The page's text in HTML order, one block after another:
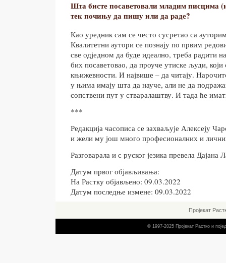
Шта бисте посаветовали младим писцима
тек почињу да пишу или да раде?
Као уредник сам се често сусретао са
Квалитетни аутори се познају по првим
све одједном да буде идеално, треба радити
бих посаветовао, да проуче утиске људи, који
књижевности. И највише – да читају.
у њима имају шта да науче, али не да
сопствени пут у стваралаштву. И тада ће
***
Редакција часописа се захваљује Алексеју
и жели му још много професионалних и
Разговарала и с руског језика превела Дајана
Датум првог објављивања:
На Растку објављено: 09.03.2022
Датум последње измене: 09.03.2022
Пројекат
© 1997-2025 Пројекат Растко и